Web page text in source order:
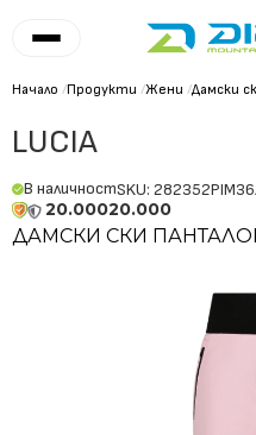
Начало /Продукти /Жени /Дамски
LUCIA
В наличностSKU:
20.00020.000
ДАМСКИ СКИ